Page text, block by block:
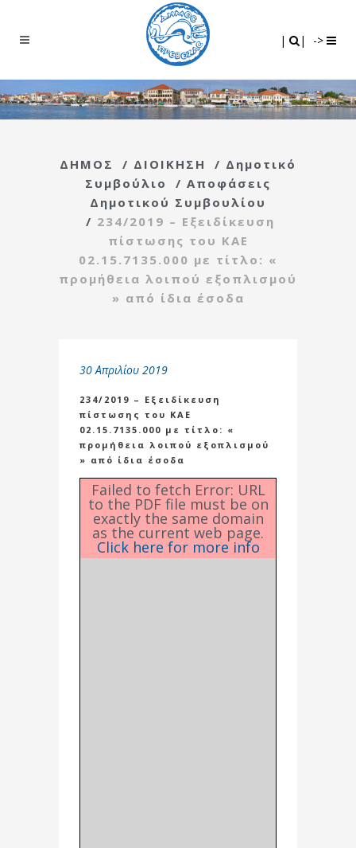
| | ->
ΔΗΜΟΣ / ΔΙΟΙΚΗΣΗ / Δημοτικό
Συμβούλιο
/ Αποφάσεις
Δημοτικού Συμβουλίου
/ 234/2019 – Εξειδίκευση
πίστωσης του ΚΑΕ
02.15.7135.000 με τίτλο: «
προμήθεια λοιπού εξοπλισμού
» από ίδια έσοδα
30 Απριλίου 2019
234/2019 – Εξειδίκευση
πίστωσης του ΚΑΕ
02.15.7135.000 με τίτλο: «
προμήθεια λοιπού εξοπλισμού
» από ίδια έσοδα
Failed to fetch Error: URL
to the PDF file must be on
exactly the same domain
as the current web page.
Click here for more info